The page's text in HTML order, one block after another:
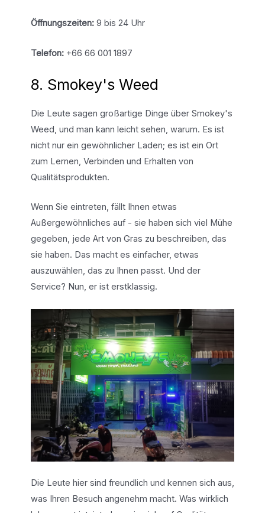
Öffnungszeiten:9 bis 24 Uhr
Telefon:+66 66 001 1897
8. Smokey's Weed
Die Leute sagen großartige Dinge über Smokey's
Weed, und man kann leicht sehen, warum. Es ist
nicht nur ein gewöhnlicher Laden; es ist ein Ort
zum Lernen, Verbinden und Erhalten von
Qualitätsprodukten.
Wenn Sie eintreten, fällt Ihnen etwas
Außergewöhnliches auf - sie haben sich viel Mühe
gegeben, jede Art von Gras zu beschreiben, das
sie haben. Das macht es einfacher, etwas
auszuwählen, das zu Ihnen passt. Und der
Service? Nun, er ist erstklassig.
Die Leute hier sind freundlich und kennen sich aus,
was Ihren Besuch angenehm macht. Was wirklich